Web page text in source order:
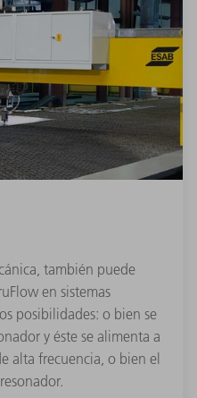
también puede
en sistemas
posibilidades: o bien se
y éste se alimenta a
alta frecuencia, o bien el